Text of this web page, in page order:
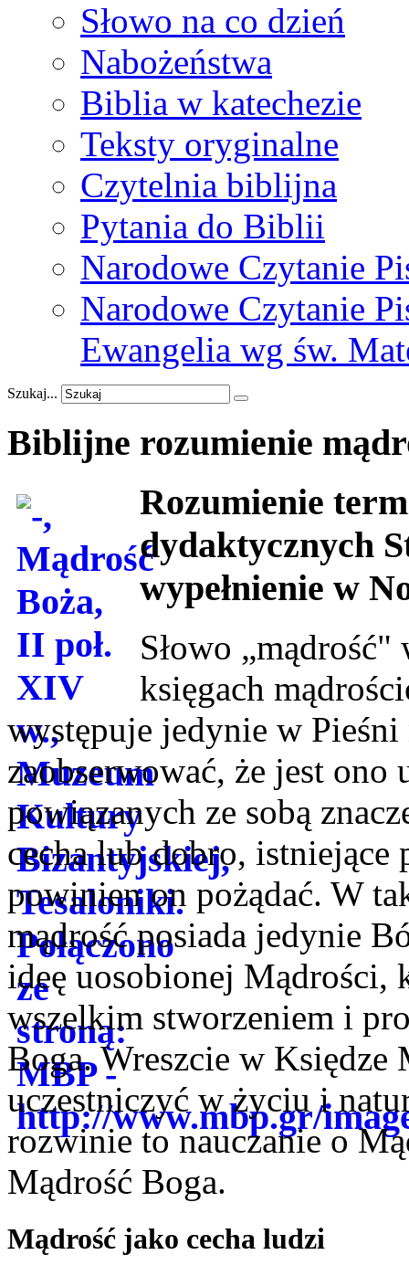
Słowo na co dzień
Nabożeństwa
Biblia w katechezie
Teksty oryginalne
Czytelnia biblijna
Pytania do Biblii
Narodowe Czytanie
Narodowe Czytanie
Ewangelia wg św.
Szukaj...
Biblijne rozumienie
Rozumienie
dydaktycznych
wypełnienie w
Słowo
księgach
występuje jedynie w
zaobserwować, że jest
powiązanych ze sobą
cecha lub dobro, istniejące
powinien on pożądać. W
mądrość posiada jedynie
ideę uosobionej Mądrości,
wszelkim stworzeniem i
Boga. Wreszcie w Księdze
uczestniczyć w życiu i
rozwinie to nauczanie o
Mądrość Boga.
Mądrość jako cecha ludzi